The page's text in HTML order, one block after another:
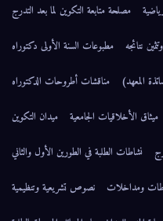
مصلحة متابعة التكوين لما بعد التدرج
نتائجه
مطبوعات السنة الأولى دكتوراه
المعهد)
مناقشات أطروحات الدكتوراه
ميثاق الأخلاقيات الجامعية
ميدان التكوين
نشاطات الطلبة في الطورين الأول والثاني
ومداخلات
نصوص تشريعية وتنظيمية